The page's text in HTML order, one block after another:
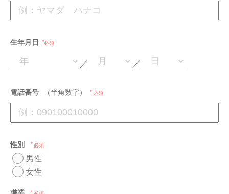
生年月日 必須
／ ／
電話番号 （半角数字） 必須
性別 必須
男性
女性